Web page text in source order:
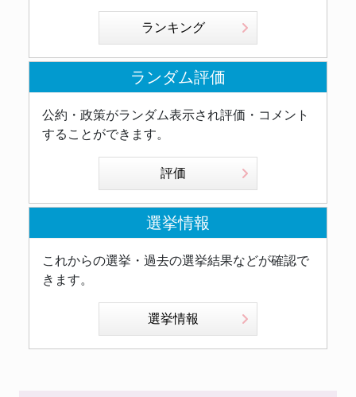
ランキング
ランダム評価
公約・政策がランダム表示され評価・コメント
することができます。
評価
選挙情報
これからの選挙・過去の選挙結果などが確認で
きます。
選挙情報